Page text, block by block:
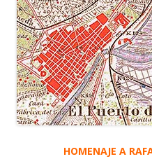
HOMENAJE A